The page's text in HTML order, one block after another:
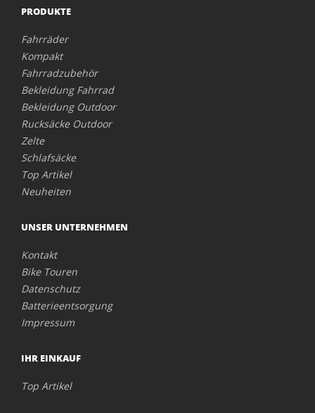
PRODUKTE
Fahrräder
Kompakt
Fahrradzubehör
Bekleidung Fahrrad
Bekleidung Outdoor
Rucksäcke Outdoor
Zelte
Schlafsäcke
Top Artikel
Neuheiten
UNSER UNTERNEHMEN
Kontakt
Bike Touren
Datenschutz
Batterieentsorgung
Impressum
IHR EINKAUF
Top Artikel